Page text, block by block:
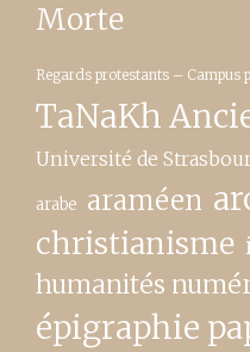
Morte
Regards protestants – Campus
TaNaKh
Université de
arabe araméen
christianisme
humanités
épigraphie